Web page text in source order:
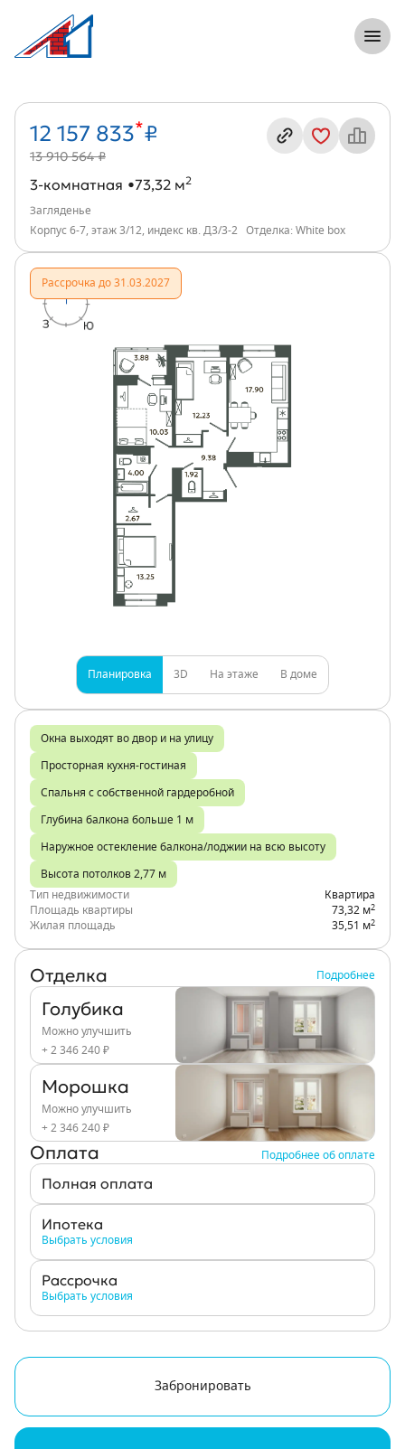
3-комнатная, 73 м², ЖК Загляденье,
Информация о квартире
12 157 833*₽
13 910 564 ₽
3-комнатная 73,32 м2
Загляденье
Корпус 6-7, этаж 3/12, индекс кв. Д3/3-2
Отделка: White box
Рассрочка до 31.03.2027
Планировка 3D На этаже В доме
Окна выходят во двор и на улицу
Просторная кухня-гостиная
Спальня с собственной гардеробной
Глубина балкона больше 1 м
Наружное остекление балкона/лоджии на всю высоту
Высота потолков 2,77 м
Тип недвижимости
Квартира
Площадь квартиры
73,32 м2
Жилая площадь 35,51 м2
Отделка Подробнее
Голубика
Можно улучшить
+ 2 346 240 ₽
Морошка
Можно улучшить
+ 2 346 240 ₽
Оплата Подробнее об оплате
Полная оплата
Ипотека
Выбрать условия
Рассрочка
Выбрать условия
Забронировать